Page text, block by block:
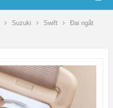
Suzuki Swift
Đai ngắt